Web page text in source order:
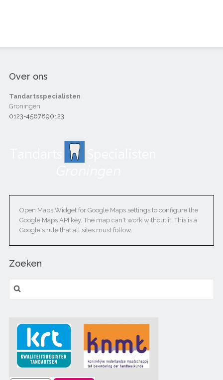
Over ons
Tandartsspecialisten
Groningen
0123-4567890123
Open Maps Widget for Google Maps settings to configure the
Google Maps API key. The map can't work without it. This is a
Google's rule that all sites must follow.
Zoeken
Zoeken naar: